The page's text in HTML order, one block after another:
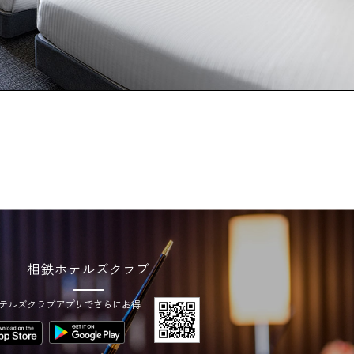
相鉄ホテルズクラブ
ルズクラブアプリでさらにお得